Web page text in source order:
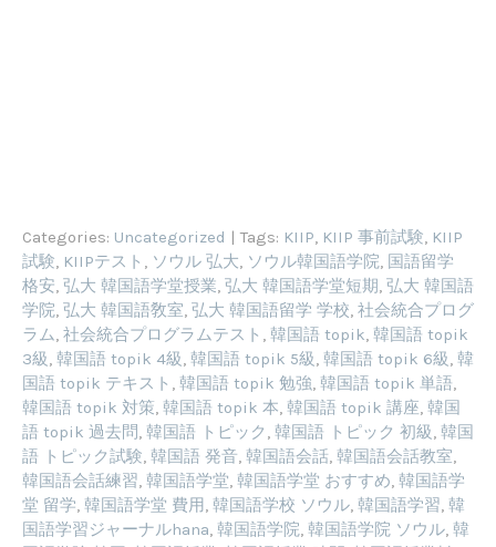
Categories: Uncategorized | Tags: KIIP, KIIP 事前試験, KIIP
試験, KIIPテスト , ソウル 弘大, ソウル韓国語学院, 国語留学
格安, 弘大 韓国語学堂授業, 弘大 韓国語学堂短期, 弘大 韓国語
学院, 弘大 韓国語敎室, 弘大 韓国語留学 学校, 社会統合プログ
ラム, 社会統合プログラムテスト , 韓国語 topik, 韓国語 topik
3級, 韓国語 topik 4級, 韓国語 topik 5級, 韓国語 topik 6級, 韓
国語 topik テキスト , 韓国語 topik 勉強, 韓国語 topik 単語,
韓国語 topik 対策, 韓国語 topik 本, 韓国語 topik 講座, 韓国
語 topik 過去問, 韓国語 トピック , 韓国語 トピック 初級, 韓国
語 トピック試験, 韓国語 発音, 韓国語会話, 韓国語会話教室,
韓国語会話練習, 韓国語学堂, 韓国語学堂 おすすめ, 韓国語学
堂 留学, 韓国語学堂 費用, 韓国語学校 ソウル, 韓国語学習, 韓
国語学習ジャーナルhana, 韓国語学院, 韓国語学院 ソウル, 韓